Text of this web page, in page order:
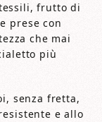
frutto di
prese con
che mai
più
senza fretta,
e allo